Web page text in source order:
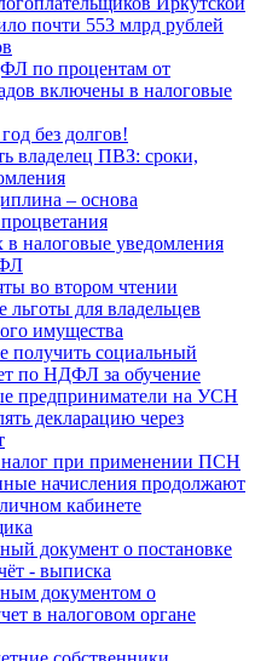
почти 553 млрд рублей
по процентам от
включены в налоговые
без долгов!
владелец ПВЗ: сроки,
– основа
в налоговые уведомления
во втором чтении
льготы для владельцев
имущества
получить социальный
по НДФЛ за обучение
предприниматели на УСН
декларацию через
при применении ПСН
начисления продолжают
кабинете
документ о постановке
- выписка
документом о
в налоговом органе